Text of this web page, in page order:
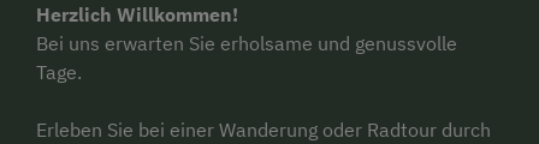
Herzlich Willkommen!
Bei uns erwarten Sie erholsame und genussvolle
Tage.
Erleben Sie bei einer Wanderung oder Radtour durch